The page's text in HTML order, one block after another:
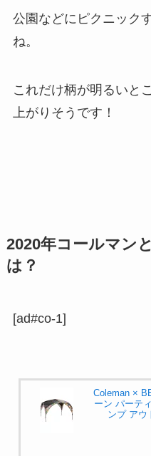
公園などにピクニック
ね。
これだけ柄が明るいと
上がりそうです！
2020年コールマン
は？
[ad#co-1]
Coleman ×
ーン パーテ
ンプ アウ